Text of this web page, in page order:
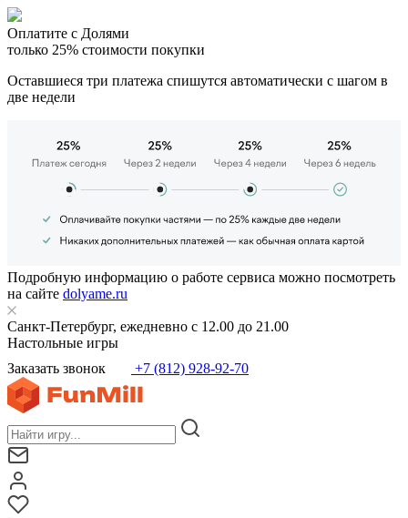
Оплатите с Долями
только 25% стоимости покупки
Оставшиеся три платежа спишутся автоматически с шагом в
две недели
Подробную информацию о работе сервиса можно посмотреть
на сайте dolyame.ru
Санкт-Петербург, ежедневно с 12.00 до 21.00
Настольные игры
Заказать звонок
+7 (812) 928-92-70